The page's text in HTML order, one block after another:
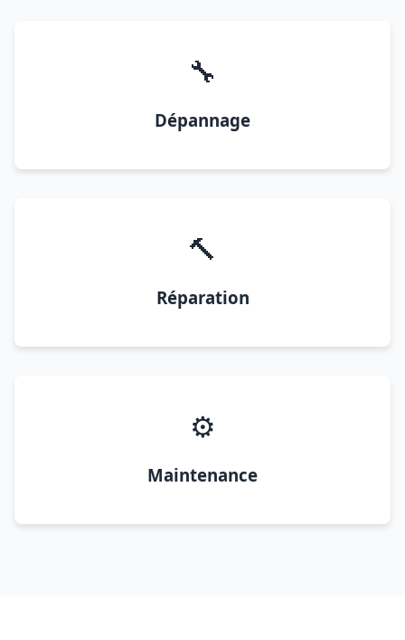
🔧
Dépannage
🔨
Réparation
⚙️
Maintenance